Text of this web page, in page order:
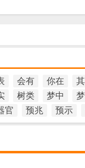
会有 你在
树类 梦中
官 预兆 预示